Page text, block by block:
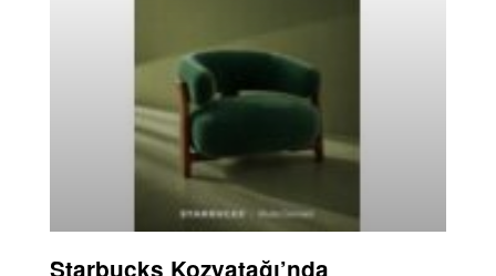
Starbucks Kozyatağı’nda